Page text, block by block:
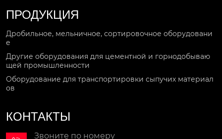
ПРОДУКЦИЯ
Дробильное, мельничное, сортировочное оборудовани
е
Другие оборудования для цементной и горнодобываю
щей промышленности
Оборудование для транспортировки сыпучих материал
ов
КОНТАКТЫ
Звоните по номеру